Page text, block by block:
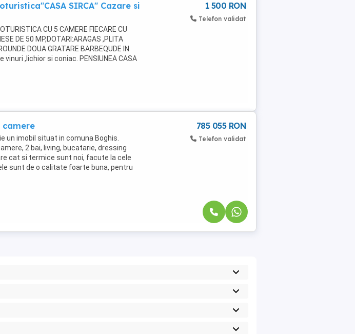
SIRCA" Cazare si
CU 5 CAMERE FIECARE CU
DE 50 MP,DOTARI:ARAGAS ,PLITA
DOUA GRATARE BARBEQUDE IN
vinuri ,lichior si coniac. PENSIUNEA CASA
NR.2B; Ne-am facut piscina PE ...
1 500 RON
Telefon validat
camere
un imobil situat in comuna Boghis.
2 bai, living, bucatarie, dressing
cat si termice sunt noi, facute la cele
sunt de o calitate foarte buna, pentru
785 055 RON
Telefon validat